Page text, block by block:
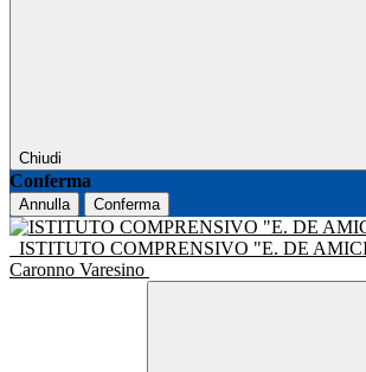
Chiudi
Conferma
Annulla Conferma
ISTITUTO COMPRENSIVO "E. DE
Caronno Varesino